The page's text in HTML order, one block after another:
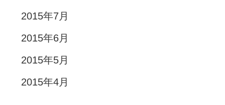
2015年7月
2015年6月
2015年5月
2015年4月